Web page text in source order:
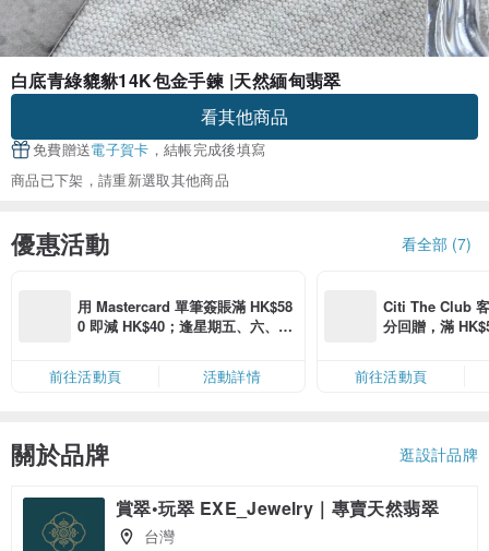
白底青綠貔貅14K包金手鍊 |天然緬甸翡翠
看其他商品
免費贈送電子賀卡 ，結帳完成後填寫
商品已下架，請重新選取其他商品
優惠活動 看全部 (7)
用 Mastercard 單筆簽賬滿 HK$58
0 即減 HK$40；逢星期五、六、日
限，額滿即止，僅限「常用信用
卡」結帳）
前往活動頁 活動詳情
Citi The Club
分回贈，滿
前往活動頁
關於品牌 逛設計品牌
賞翠•玩翠 EXE_Jewelry｜專賣天然翡翠
台灣